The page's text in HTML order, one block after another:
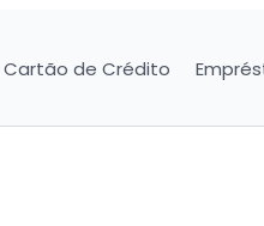
Cartão de Crédito